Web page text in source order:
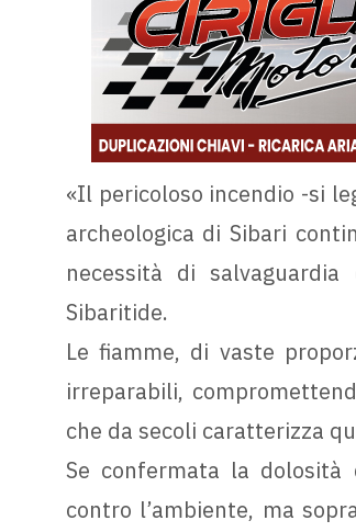
«Il pericoloso incendio -si
archeologica di Sibari
necessità di
Sibaritide.
Le fiamme, di vaste
irreparabili,
che da secoli caratterizza
Se confermata la dolosità
contro l’ambiente, ma